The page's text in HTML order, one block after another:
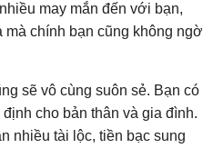
may mắn đến với bạn,
chính bạn cũng không ngờ
sẽ vô cùng suôn sẻ. Bạn có
cho bản thân và gia đình.
nhiều tài lộc, tiền bạc sung